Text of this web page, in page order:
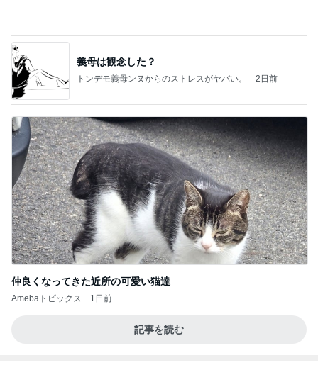
義母は観念した？
トンデモ義母ンヌからのストレスがヤバい。 2日前
仲良くなってきた近所の可愛い猫達
Amebaトピックス 1日前
記事を読む